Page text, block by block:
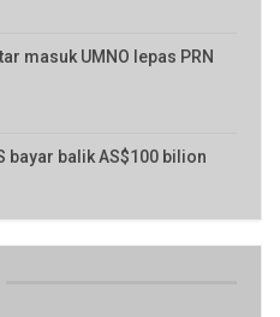
masuk UMNO lepas PRN
bayar balik AS$100 bilion